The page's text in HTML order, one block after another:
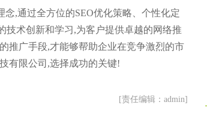
,通过全方位的SEO优化策略、个性化定
技术创新和学习,为客户提供卓越的网络推
推广手段,才能够帮助企业在竞争激烈的市
有限公司,选择成功的关键!
[责任编辑：admin]